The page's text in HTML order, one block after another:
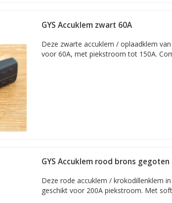
GYS Accuklem zwart 60A
Deze zwarte accuklem / oplaadklem
voor 60A, met piekstroom tot 150A.
GYS Accuklem rood brons gegoten
Deze rode accuklem / krokodillenklem
geschikt voor 200A piekstroom. Met